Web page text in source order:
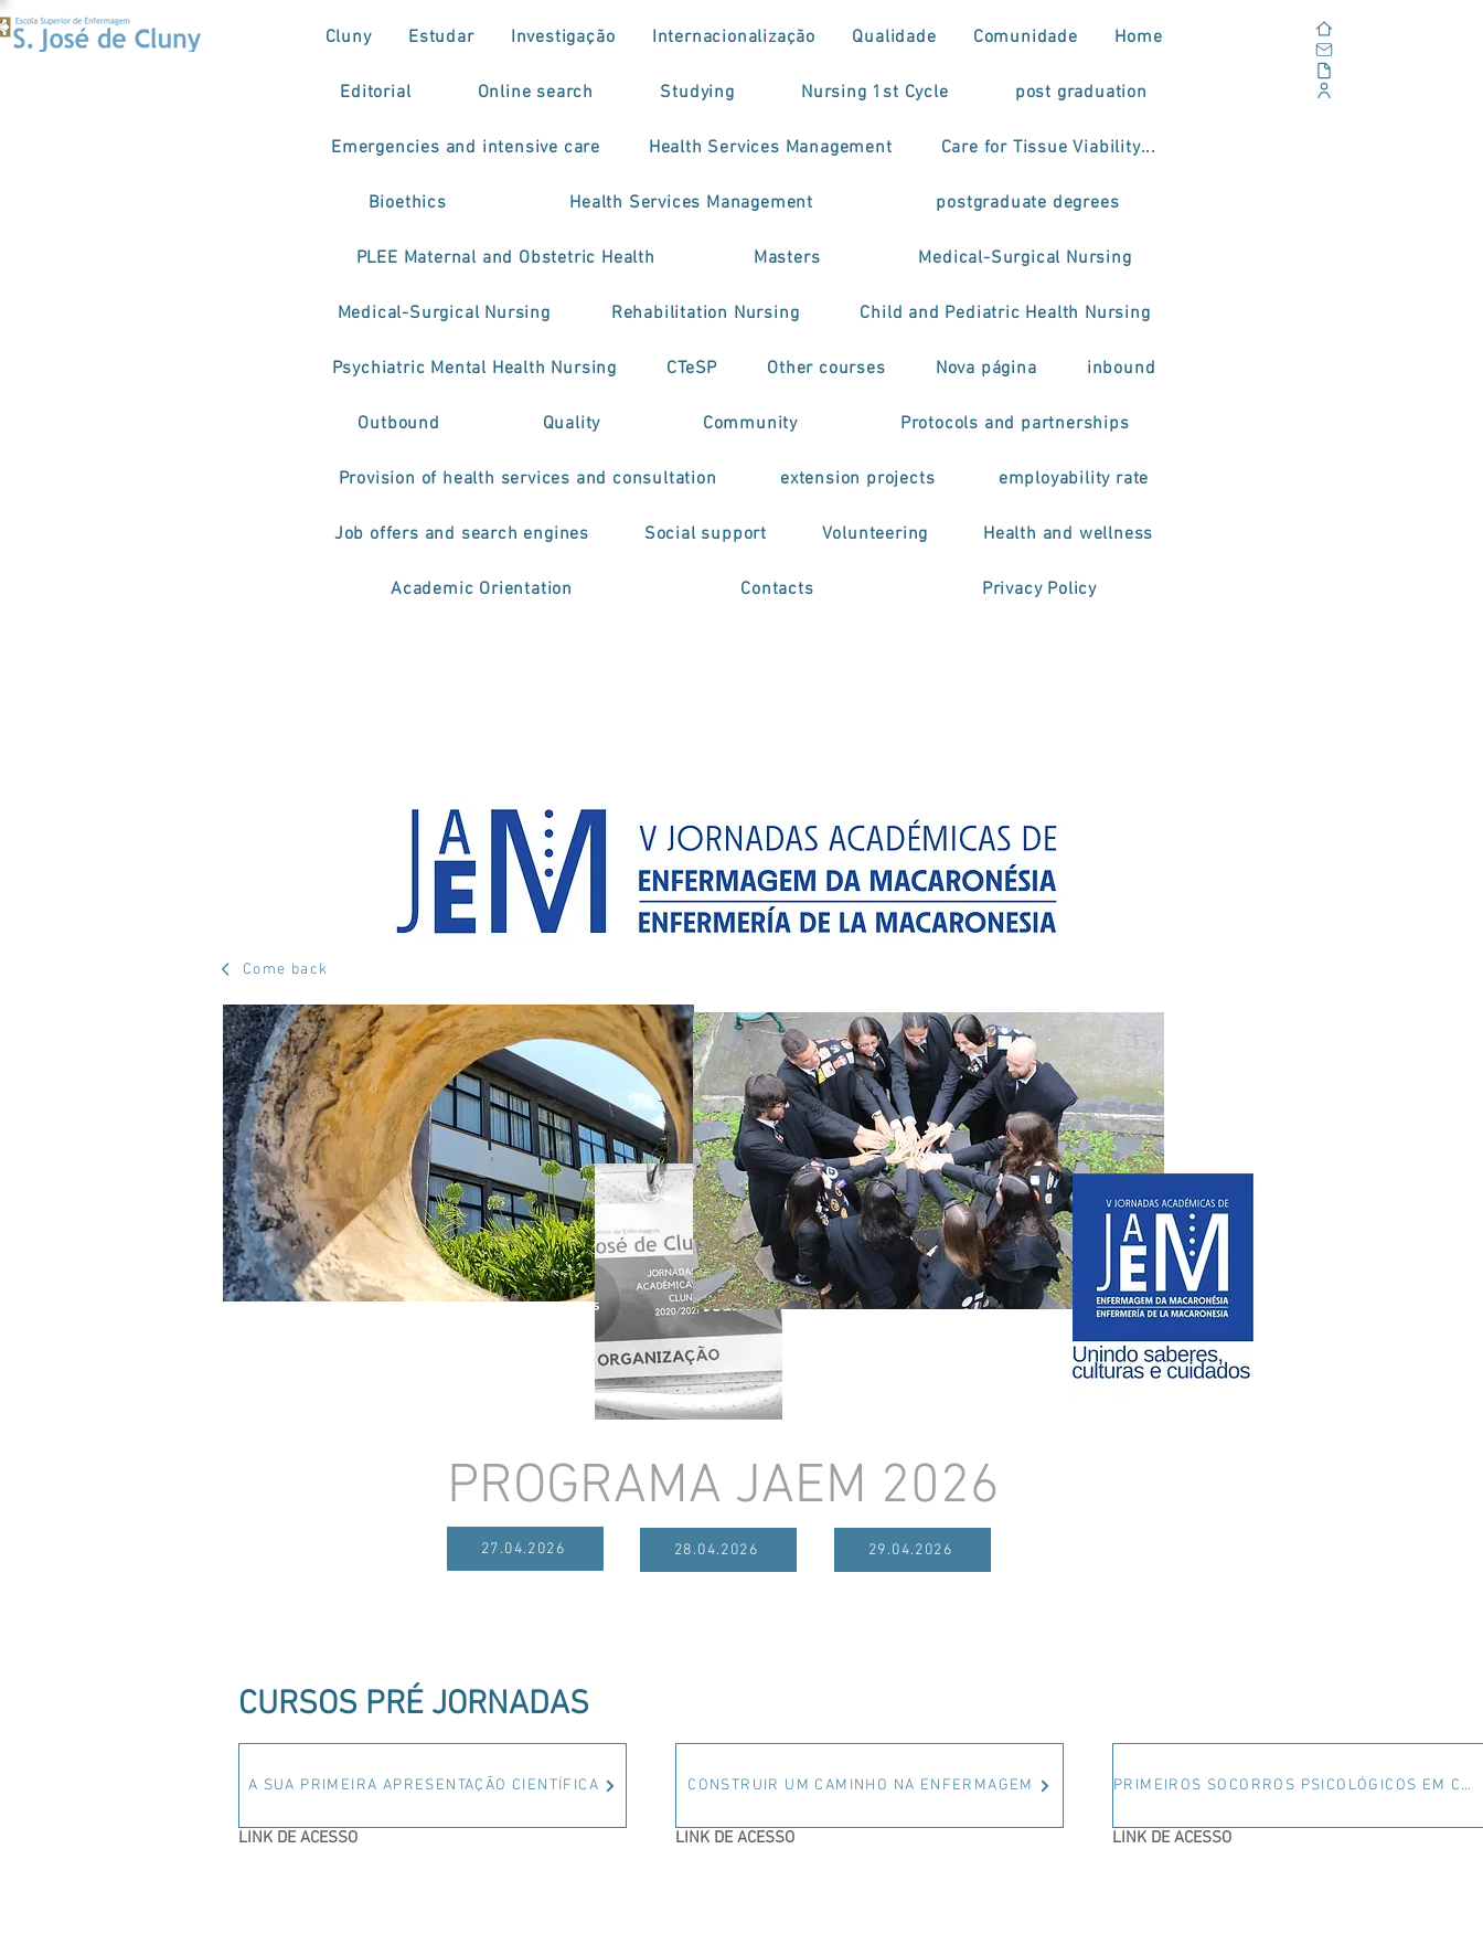
Cluny Estudar Investigação Internacionalização Qualidade Comunidade Home
Editorial Online search Studying Nursing 1st Cycle post graduation
Emergencies and intensive care Health Services Management Care for Tissue Viability...
Bioethics Health Services Management postgraduate degrees
PLEE Maternal and Obstetric Health Masters Medical-Surgical Nursing
Medical-Surgical Nursing Rehabilitation Nursing Child and Pediatric Health Nursing
Psychiatric Mental Health Nursing CTeSP Other courses Nova página inbound
Outbound Quality Community Protocols and partnerships
Provision of health services and consultation extension projects employability rate
Job offers and search engines Social support Volunteering Health and wellness
Academic Orientation Contacts Privacy Policy
Come back
PROGRAMA JAEM 2026
27.04.2026 28.04.2026 29.04.2026
CURSOS PRÉ JORNADAS
A SUA PRIMEIRA APRESENTAÇÃO CIENTÍFICA
LINK DE ACESSO
CONSTRUIR UM CAMINHO NA ENFERMAGEM
LINK DE ACESSO
PRIMEIROS SOCORROS PSICOLÓGICOS EM CONTEXTOS DE SAÚDE
LINK DE ACESSO